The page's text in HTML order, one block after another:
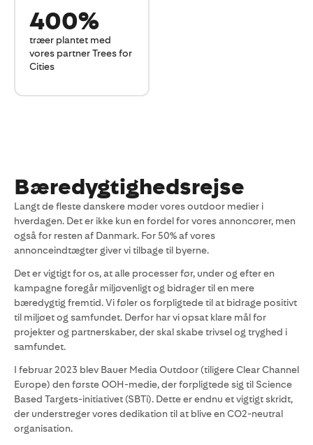
400%
træer plantet med
vores partner Trees for
Cities
Bæredygtighedsrejse
Langt de fleste danskere møder vores outdoor medier i
hverdagen. Det er ikke kun en fordel for vores annoncører, men
også for resten af Danmark. For 50% af vores
annonceindtægter giver vi tilbage til byerne.
Det er vigtigt for os, at alle processer før, under og efter en
kampagne foregår miljøvenligt og bidrager til en mere
bæredygtig fremtid. Vi føler os forpligtede til at bidrage positivt
til miljøet og samfundet. Derfor har vi opsat klare mål for
projekter og partnerskaber, der skal skabe trivsel og tryghed i
samfundet.
I februar 2023 blev Bauer Media Outdoor (tiligere Clear Channel
Europe) den første OOH-medie, der forpligtede sig til Science
Based Targets-initiativet (SBTi). Dette er endnu et vigtigt skridt,
der understreger vores dedikation til at blive en CO2-neutral
organisation.